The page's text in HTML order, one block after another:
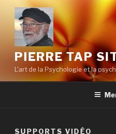
contenu
principal
PIERRE TAP
L'art de la Psychologie et la
SUPPORTS VIDÉO